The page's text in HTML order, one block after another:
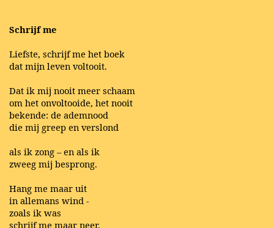
Schrijf me
Liefste, schrijf me het boek
dat mijn leven voltooit.
Dat ik mij nooit meer schaam
om het onvoltooide, het nooit
bekende: de ademnood
die mij greep en verslond
als ik zong – en als ik
zweeg mij besprong.
Hang me maar uit
in allemans wind -
zoals ik was
schrijf me maar neer.